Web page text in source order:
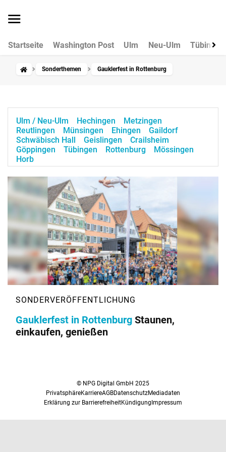
Startseite Washington Post Ulm Neu-Ulm Tübingen
Sonderthemen Gauklerfest in Rottenburg
Ulm / Neu-Ulm Hechingen
Metzingen
Reutlingen
Münsingen Ehingen
Gaildorf
Schwäbisch Hall
Geislingen
Crailsheim
Göppingen
Tübingen Rottenburg
Mössingen
Horb
Gauklerfest in Rottenburg Staunen,
einkaufen, genießen
© NPG Digital GmbH 2025
PrivatsphäreKarriereAGBDatenschutzMediadaten
Erklärung zur BarrierefreiheitKündigungImpressum